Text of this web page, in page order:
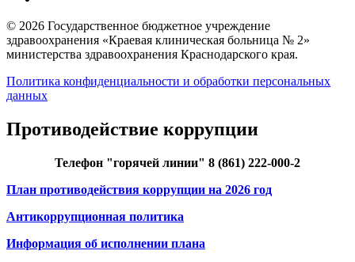
© 2026 Государственное бюджетное учреждение
здравоохранения «Краевая клиническая больница № 2»
министерства здравоохранения Краснодарского края.
Политика конфиденциальности и обработки персональных
данных
Противодействие коррупции
Телефон "горячей линии" 8 (861) 222-000-2
План противодействия коррупции на 2026 год
Антикоррупционная политика
Информация об исполнении плана